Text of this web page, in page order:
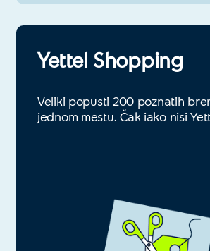
Yettel Shopping
Veliki popusti 200 poznatih
jednom mestu. Čak iako nisi